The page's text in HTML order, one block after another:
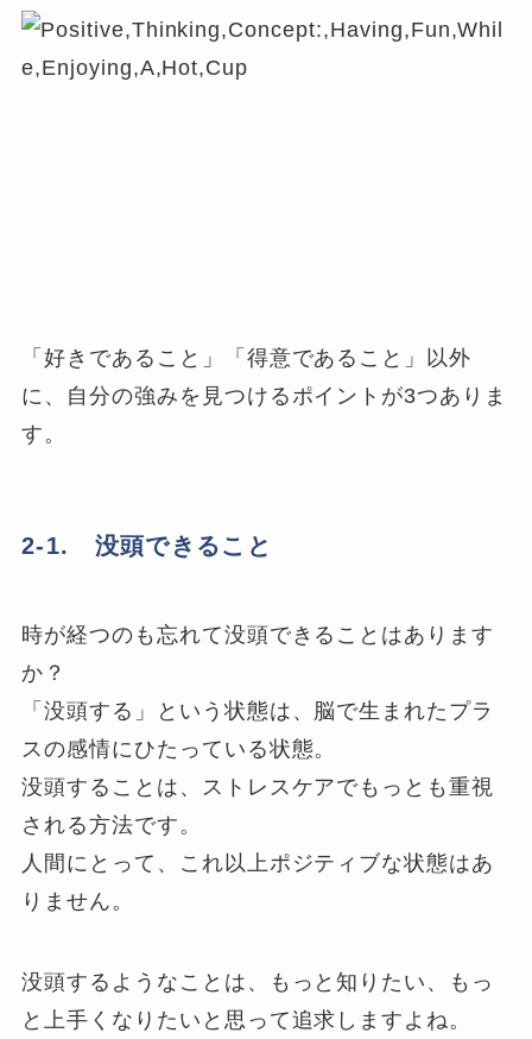
「好きであること」「得意であること」以外
に、自分の強みを見つけるポイントが3つありま
す。
2-1. 没頭できること
時が経つのも忘れて没頭できることはあります
か？
「没頭する」という状態は、脳で生まれたプラ
スの感情にひたっている状態。
没頭することは、ストレスケアでもっとも重視
される方法です。
人間にとって、これ以上ポジティブな状態はあ
りません。
没頭するようなことは、もっと知りたい、もっ
と上手くなりたいと思って追求しますよね。